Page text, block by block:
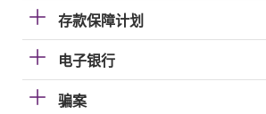
存款保障计划
电子银行
骗案